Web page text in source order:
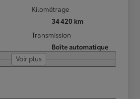
Kilométrage
34 420 km
Transmission
Boîte automatique
Voir plus